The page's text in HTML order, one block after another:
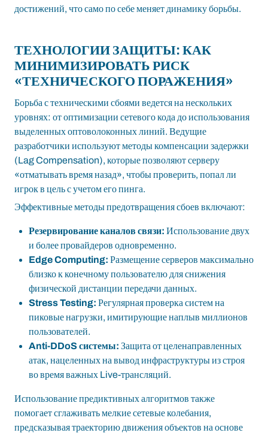
достижений, что само по себе меняет динамику борьбы.
ТЕХНОЛОГИИ ЗАЩИТЫ: КАК
МИНИМИЗИРОВАТЬ РИСК
«ТЕХНИЧЕСКОГО ПОРАЖЕНИЯ»
Борьба с техническими сбоями ведется на нескольких
уровнях: от оптимизации сетевого кода до использования
выделенных оптоволоконных линий. Ведущие
разработчики используют методы компенсации задержки
(Lag Compensation), которые позволяют серверу
«отматывать время назад», чтобы проверить, попал ли
игрок в цель с учетом его пинга.
Эффективные методы предотвращения сбоев включают:
Резервирование каналов связи: Использование двух
и более провайдеров одновременно.
Edge Computing: Размещение серверов максимально
близко к конечному пользователю для снижения
физической дистанции передачи данных.
Stress Testing: Регулярная проверка систем на
пиковые нагрузки, имитирующие наплыв миллионов
пользователей.
Anti-DDoS системы: Защита от целенаправленных
атак, нацеленных на вывод инфраструктуры из строя
во время важных Live-трансляций.
Использование предиктивных алгоритмов также
помогает сглаживать мелкие сетевые колебания,
предсказывая траекторию движения объектов на основе